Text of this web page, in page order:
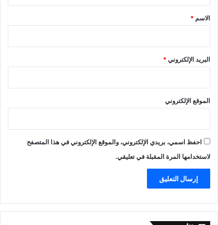
*
الاسم *
البريد الإلكتروني*
الموقع الإلكتروني
احفظ اسمي، بريدي الإلكتروني، والموقع الإلكتروني في هذا المتصفح
لاستخدامها المرة المقبلة في تعليقي.